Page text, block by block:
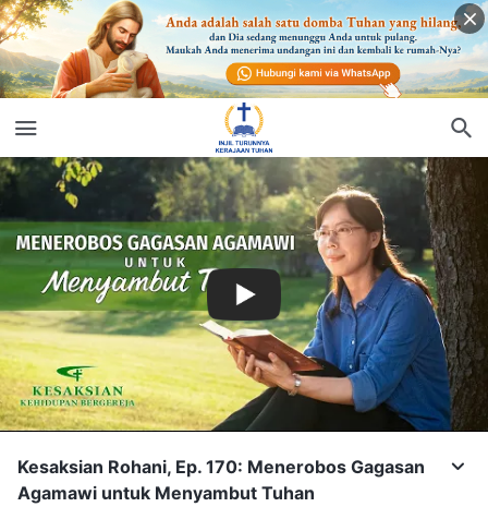
Kesaksian Rohani, Ep. 170: Menerobos Gagasan
Agamawi untuk Menyambut Tuhan